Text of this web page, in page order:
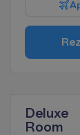
A
Rez
Deluxe
Room